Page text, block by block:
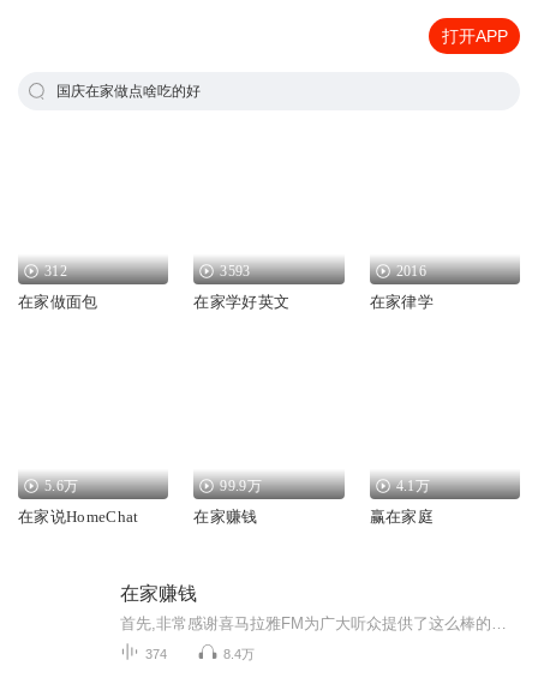
打开APP
国庆在家做点啥吃的好
312
在家做面包
3593
在家学好英文
2016
在家律学
5.6万
在家说HomeChat
99.9万
在家赚钱
4.1万
赢在家庭
在家赚钱
374 8.4万